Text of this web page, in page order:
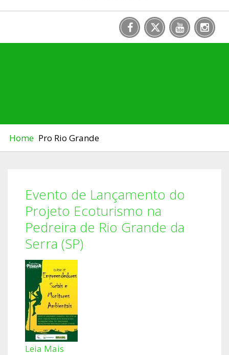
Home Pro Rio Grande
Evento de Lançamento do
Projeto Ecoturismo na
Pedreira de Rio Grande da
Serra (SP)
Leia Mais